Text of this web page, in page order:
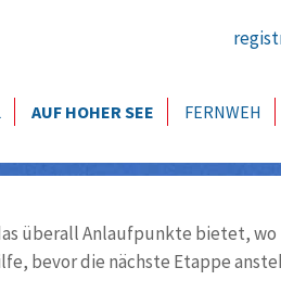
AUF HOHER SEE FERNWEH
überall Anlaufpunkte bietet, wo
bevor die nächste Etappe